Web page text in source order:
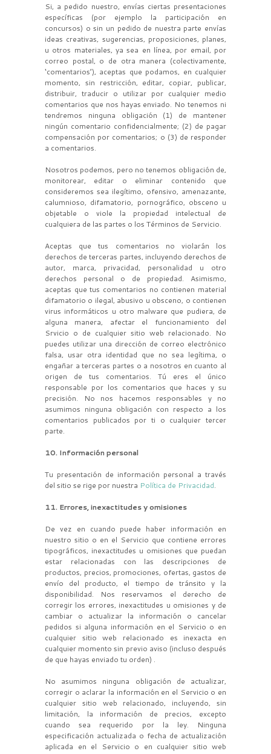
Si, a pedido nuestro, envías ciertas presentaciones
específicas (por ejemplo la participación en
concursos) o sin un pedido de nuestra parte envías
ideas creativas, sugerencias, proposiciones, planes,
u otros materiales, ya sea en línea, por email, por
correo postal, o de otra manera (colectivamente,
‘comentarios’), aceptas que podamos, en cualquier
momento, sin restricción, editar, copiar, publicar,
distribuir, traducir o utilizar por cualquier medio
comentarios que nos hayas enviado. No tenemos ni
tendremos ninguna obligación (1) de mantener
ningún comentario confidencialmente; (2) de pagar
compensación por comentarios; o (3) de responder
a comentarios.
Nosotros podemos, pero no tenemos obligación de,
monitorear, editar o eliminar contenido que
consideremos sea ilegítimo, ofensivo, amenazante,
calumnioso, difamatorio, pornográfico, obsceno u
objetable o viole la propiedad intelectual de
cualquiera de las partes o los Términos de Servicio.
Aceptas que tus comentarios no violarán los
derechos de terceras partes, incluyendo derechos de
autor, marca, privacidad, personalidad u otro
derechos personal o de propiedad. Asimismo,
aceptas que tus comentarios no contienen material
difamatorio o ilegal, abusivo u obsceno, o contienen
virus informáticos u otro malware que pudiera, de
alguna manera, afectar el funcionamiento del
Srvicio o de cualquier sitio web relacionado. No
puedes utilizar una dirección de correo electrónico
falsa, usar otra identidad que no sea legítima, o
engañar a terceras partes o a nosotros en cuanto al
origen de tus comentarios. Tú eres el único
responsable por los comentarios que haces y su
precisión. No nos hacemos responsables y no
asumimos ninguna obligación con respecto a los
comentarios publicados por ti o cualquier tercer
parte.
10. Información personal
Tu presentación de información personal a través
del sitio se rige por nuestra Política de Privacidad.
11. Errores, inexactitudes y omisiones
De vez en cuando puede haber información en
nuestro sitio o en el Servicio que contiene errores
tipográficos, inexactitudes u omisiones que puedan
estar relacionadas con las descripciones de
productos, precios, promociones, ofertas, gastos de
envío del producto, el tiempo de tránsito y la
disponibilidad. Nos reservamos el derecho de
corregir los errores, inexactitudes u omisiones y de
cambiar o actualizar la información o cancelar
pedidos si alguna información en el Servicio o en
cualquier sitio web relacionado es inexacta en
cualquier momento sin previo aviso (incluso después
de que hayas enviado tu orden) .
No asumimos ninguna obligación de actualizar,
corregir o aclarar la información en el Servicio o en
cualquier sitio web relacionado, incluyendo, sin
limitación, la información de precios, excepto
cuando sea requerido por la ley. Ninguna
especificación actualizada o fecha de actualización
aplicada en el Servicio o en cualquier sitio web